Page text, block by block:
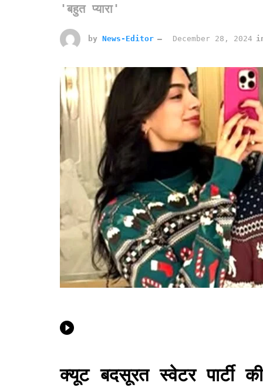
'बहुत प्यारा'
by News-Editor December 28, 2024
क्यूट बदसूरत स्वेटर पार्टी